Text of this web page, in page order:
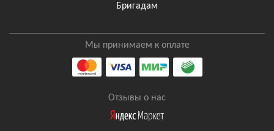
Бригадам
Мы принимаем к оплате
Отзывы о нас